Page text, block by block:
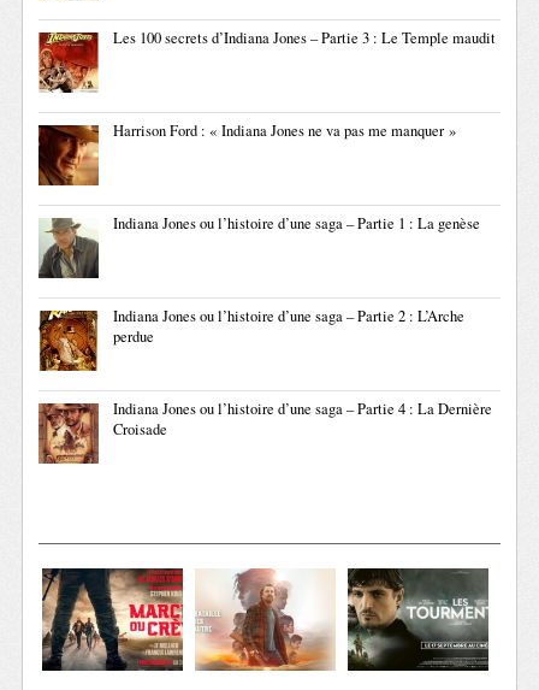
Les 100 secrets d’Indiana Jones – Partie 3 : Le Temple maudit
Harrison Ford : « Indiana Jones ne va pas me manquer »
Indiana Jones ou l’histoire d’une saga – Partie 1 : La genèse
Indiana Jones ou l’histoire d’une saga – Partie 2 : L’Arche
perdue
Indiana Jones ou l’histoire d’une saga – Partie 4 : La Dernière
Croisade